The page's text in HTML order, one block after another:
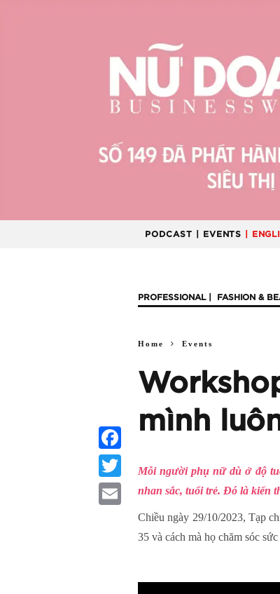
PODCAST | EVENTS |
PROFESSIONAL FASHION &
Home Events
mình
Mỗi người phụ nữ dù ở độ
nhan sắc, tuổi trẻ. Đó là kiến
Chiều ngày 29/10/2023, Tạp
35 và cách mà họ chăm sóc
Facebook
Twitter